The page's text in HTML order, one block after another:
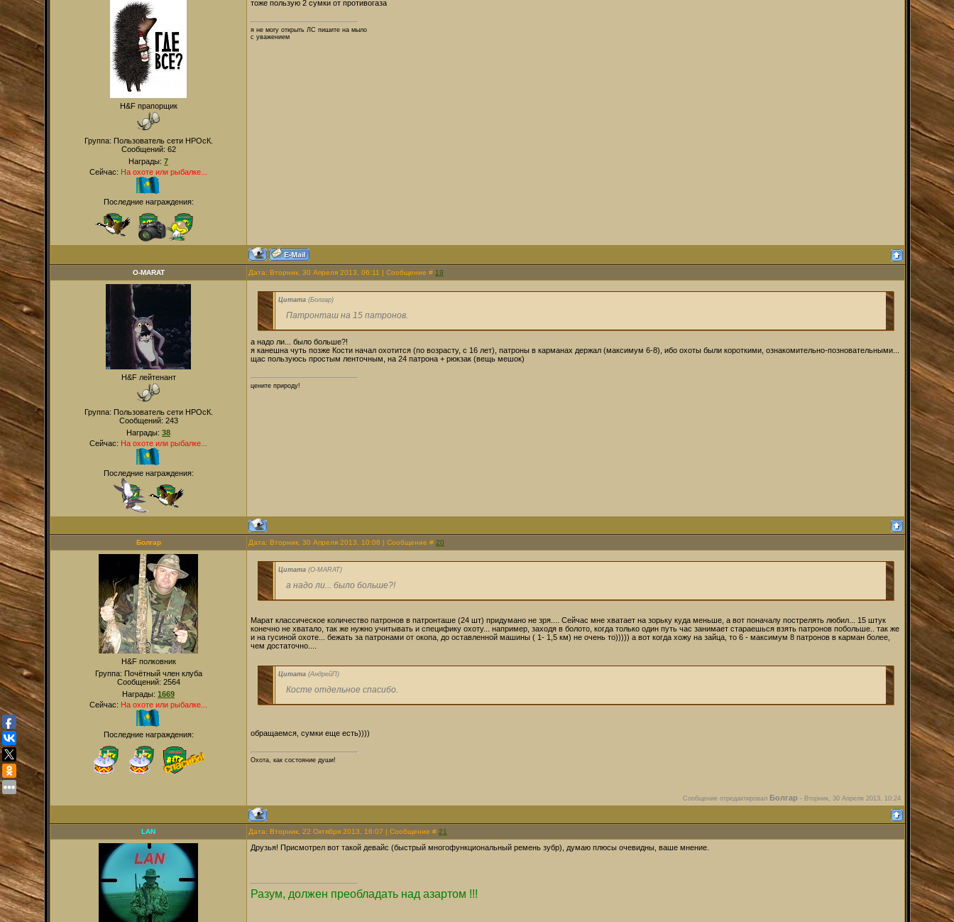
H&F прапорщик
Группа: Пользователь сети НРОсК.
Сообщений: 62
Награды: 7
Сейчас: На охоте или рыбалке...
Последние награждения:
тоже пользую 2 сумки от противогаза
я не могу открыть ЛС пишите на мыло
с уважением
O-MARAT Дата: Вторник, 30 Апреля 2013, 06:11 | Сообщение # 19
H&F лейтенант
Группа: Пользователь сети НРОсК.
Сообщений: 243
Награды: 38
Сейчас: На охоте или рыбалке...
Последние награждения:
Цитата (Болгар)
Патронташ на 15 патронов.
а надо ли... было больше?!
я канешна чуть позже Кости начал охотится (по возрасту, с 16 лет), патроны в карманах держал (максимум 6-8), ибо охоты были короткими, ознакомительно-позновательными...
щас пользуюсь простым ленточным, на 24 патрона + рюкзак (вещь мешок)
цените природу!
Болгар Дата: Вторник, 30 Апреля 2013, 10:06 | Сообщение # 20
H&F полковник
Группа: Почётный член клуба
Сообщений: 2564
Награды: 1669
Сейчас: На охоте или рыбалке...
Последние награждения:
Цитата (O-MARAT)
а надо ли... было больше?!
Марат классическое количество патронов в патронташе (24 шт) придумано не зря.... Сейчас мне хватает на зорьку куда меньше, а вот поначалу пострелять любил... 15 штук
конечно не хватало, так же нужно учитывать и специфику охоту... например, заходя в болото, когда только один путь час занимает стараешься взять патронов побольше.. так же
и на гусиной охоте... бежать за патронами от окопа, до оставленной машины ( 1- 1,5 км) не очень то))))) а вот когда хожу на зайца, то 6 - максимум 8 патронов в карман более,
чем достаточно....
Цитата (АндрейП)
Косте отдельное спасибо.
обращаемся, сумки еще есть))))
Охота, как состояние души!
Сообщение отредактировал Болгар - Вторник, 30 Апреля 2013, 10:24
LAN Дата: Вторник, 22 Октября 2013, 16:07 | Сообщение # 21
Друзья! Присмотрел вот такой девайс (быстрый многофункциональный ремень зубр), думаю плюсы очевидны, ваше мнение.
Разум, должен преобладать над азартом !!!